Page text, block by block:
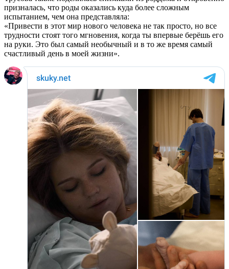
призналась, что роды оказались куда более сложным
испытанием, чем она представляла:
«Привести в этот мир нового человека не так просто, но все
трудности стоят того мгновения, когда ты впервые берёшь его
на руки. Это был самый необычный и в то же время самый
счастливый день в моей жизни».